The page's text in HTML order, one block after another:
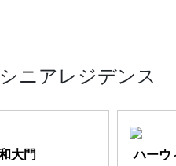
ニアレジデンス
大門
ハーウ